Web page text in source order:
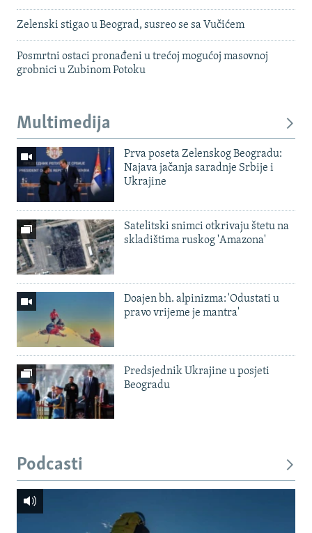
Zelenski stigao u Beograd, susreo se sa Vučićem
Posmrtni ostaci pronađeni u trećoj mogućoj masovnoj
grobnici u Zubinom Potoku
Multimedija
Prva poseta Zelenskog Beogradu:
Najava jačanja saradnje Srbije i
Ukrajine
Satelitski snimci otkrivaju štetu na
skladištima ruskog 'Amazona'
Doajen bh. alpinizma: 'Odustati u
pravo vrijeme je mantra'
Predsjednik Ukrajine u posjeti
Beogradu
Podcasti